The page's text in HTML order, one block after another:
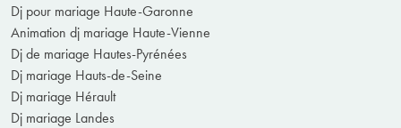
Dj pour mariage Haute-Garonne
Animation dj mariage Haute-Vienne
Dj de mariage Hautes-Pyrénées
Dj mariage Hauts-de-Seine
Dj mariage Hérault
Dj mariage Landes